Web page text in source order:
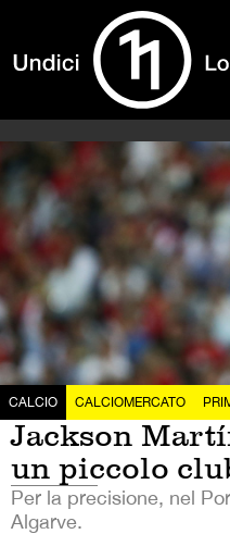
CALCIO CALCIOMERCATO
Jackson
un piccolo
Per la precisione, nel
Algarve.